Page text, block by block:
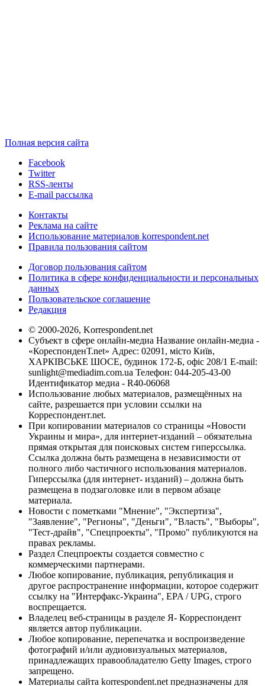
Полная версия сайта
Facebook
Twitter
RSS-ленты
E-mail рассылка
Контакты
Реклама на сайте
Использование материалов korrespondent.net
Правила пользования сайтом
Договор пользования сайтом
Политика в сфере конфиденциальности и персональных
данных
Пользовательское соглашение
Редакция
© 2000-2026, Korrespondent.net
Субъект в сфере онлайн-медиа Название онлайн-медиа -
«КореспонденТ.net» Адрес: 02091, місто Київ,
ХАРКІВСЬКЕ ШОСЕ, будинок 172-Б, офіс 208/1 E-mail:
sunlight@mediadim.com.ua Телефон: 044-205-43-00
Идентификатор медиа - R40-06068
Использование любых материалов, размещённых на
сайте, разрешается при условии ссылки на
Корреспондент.net.
При копировании материалов со страницы «Новости
Украины и мира», для интернет-изданий – обязательна
прямая открытая для поисковых систем гиперссылка.
Ссылка должна быть размещена в независимости от
полного либо частичного использования материалов.
Гиперссылка (для интернет- изданий) – должна быть
размещена в подзаголовке или в первом абзаце
материала.
Новости с пометками "Мнение", "Экспертиза",
"Заявление", "Регионы", "Деньги", "Власть", "Выборы",
"Тест-драйв", "Спецпроекты", "Промо" публикуются на
правах рекламы.
Раздел Спецпроекты создается совместно с
коммерческими партнерами.
Любое копирование, публикация, републикация и
другое распространение информации, которое содержит
ссылку на "Интерфакс-Украина", EPA / UPG, строго
воспрещается.
Владелец веб-страницы в разделе Я- Корреспондент
является автор публикации.
Любое копирование, перепечатка и воспроизведение
фотографий и/или аудиовизуальных материалов,
принадлежащих правообладателю Getty Images, строго
запрещено.
Материалы сайта korrespondent.net предназначены для